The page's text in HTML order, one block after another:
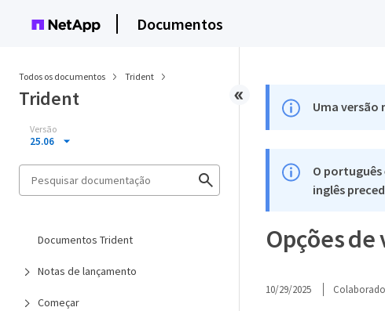
Documentos
Todos os documentos Trident
Trident
Versão
25.06
Documentos Trident
Notas de lançamento
Começar
Uma versão
O
inglês
Opções
10/29/2025